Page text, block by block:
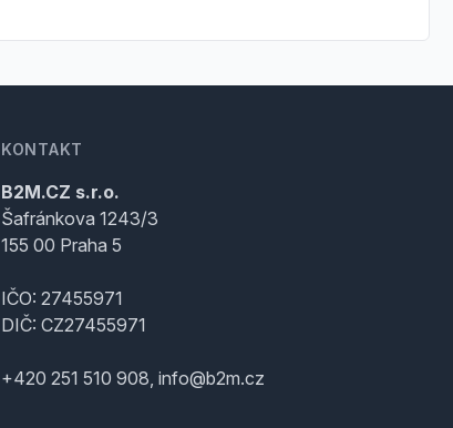
KONTAKT
B2M.CZ s.r.o.
Šafránkova 1243/3
155 00 Praha 5
IČO: 27455971
DIČ: CZ27455971
+420 251 510 908, info@b2m.cz